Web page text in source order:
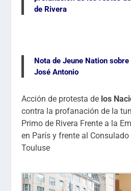
de Rivera
Nota de Jeune Nation
José Antonio
Acción de protesta de los
contra la profanación de la
Primo de Rivera Frente a la
en París y frente al Consulado
Touluse